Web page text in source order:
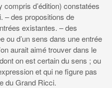
d’édition) constatées
– des propositions de
existantes. – des
ou d’un sens dans une entrée
aurait aimé trouver dans le
on est certain du sens ; ou
et qui ne figure pas
du Grand Ricci.